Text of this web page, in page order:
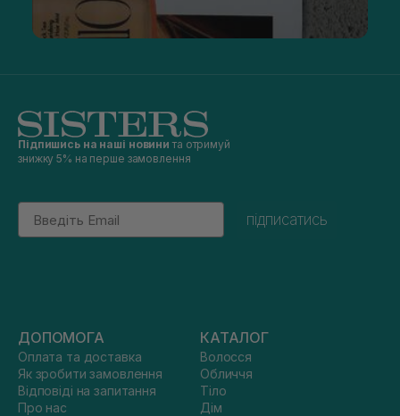
Підпишись на наші новини та отримуй
знижку 5% на перше замовлення
Email
підписатись
ДОПОМОГА
Оплата та доставка
Як зробити замовлення
Відповіді на запитання
Про нас
КАТАЛОГ
Волосся
Обличчя
Тіло
Дім